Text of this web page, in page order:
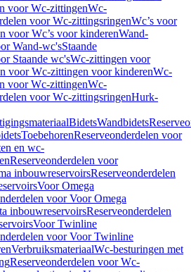
voor Wc-zittingenWc-
voor Wc-zittingsringenWc’s voor
voor Wc’s voor kinderenWand-
Wand-wc'sStaande
Staande wc'sWc-zittingen voor
voor Wc-zittingen voor kinderenWc-
voor Wc-zittingenWc-
voor Wc-zittingsringenHurk-
BidetsWandbidets
ToebehorenReserveonderdelen voor
en wc-
Reserveonderdelen voor
inbouwreservoirsReserveonderdelen
Voor Omega
voor Voor Omega
inbouwreservoirsReserveonderdelen
Voor Twinline
voor Voor Twinline
VerbruiksmateriaalWc-besturingen met
Reserveonderdelen voor Wc-